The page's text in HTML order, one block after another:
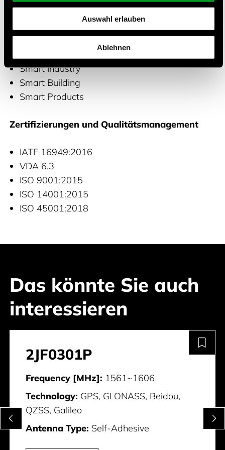
Auswahl erlauben
Ablehnen
eine Vielzahl von Anwendungen ein, darunter:
Smart Industry
Smart Building
Smart Products
Zertifizierungen und Qualitätsmanagement
IATF 16949:2016
VDA 6.3
ISO 9001:2015
ISO 14001:2015
ISO 45001:2018
Das könnte Sie auch
interessieren
2JF0301P
Frequency [MHz]: 1561~1606
Technology: GPS, GLONASS, Beidou,
QZSS, Galileo
Antenna Type: Self-Adhesive